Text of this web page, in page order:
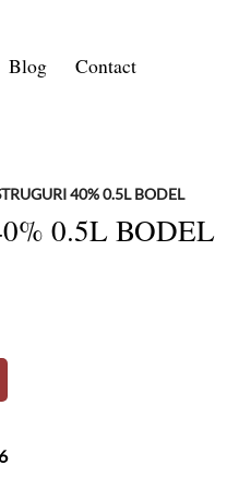
Blog Contact
40% 0.5L BODEL
0.5L BODEL